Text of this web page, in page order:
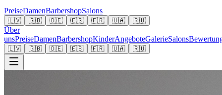
PreiseDamenBarbershopSalons
🇱🇻 🇬🇧 🇩🇪 🇪🇸 🇫🇷 🇺🇦 🇷🇺
Über
unsPreiseDamenBarbershopKinderAngeboteGalerieSalons
🇱🇻 🇬🇧 🇩🇪 🇪🇸 🇫🇷 🇺🇦 🇷🇺